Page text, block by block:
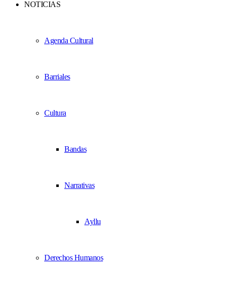
NOTICIAS
Agenda Cultural
Barriales
Cultura
Bandas
Narrativas
Ayllu
Derechos Humanos